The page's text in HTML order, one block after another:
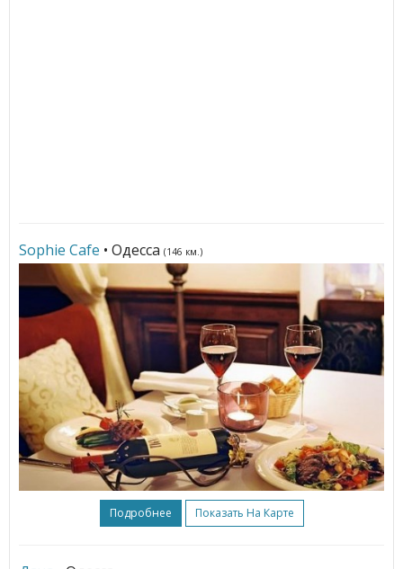
Sophie Cafe • Одесса (146 км.)
Подробнее Показать На Карте